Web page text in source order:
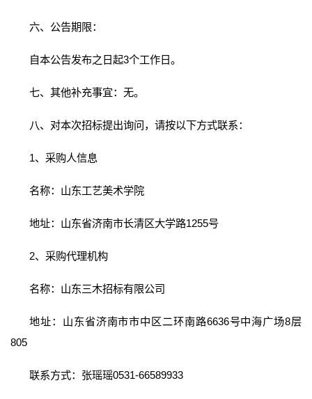
六、公告期限：
自本公告发布之日起3个工作日。
七、其他补充事宜：无。
八、对本次招标提出询问，请按以下方式联系：
1、采购人信息
名称：山东工艺美术学院
地址：山东省济南市长清区大学路1255号
2、采购代理机构
名称：山东三木招标有限公司
地址：山东省济南市市中区二环南路6636号中海广场8层
805
联系方式：张瑶瑶0531-66589933